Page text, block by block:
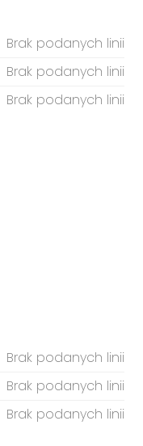
Brak podanych linii
Brak podanych linii
Brak podanych linii
Brak podanych linii
Brak podanych linii
Brak podanych linii